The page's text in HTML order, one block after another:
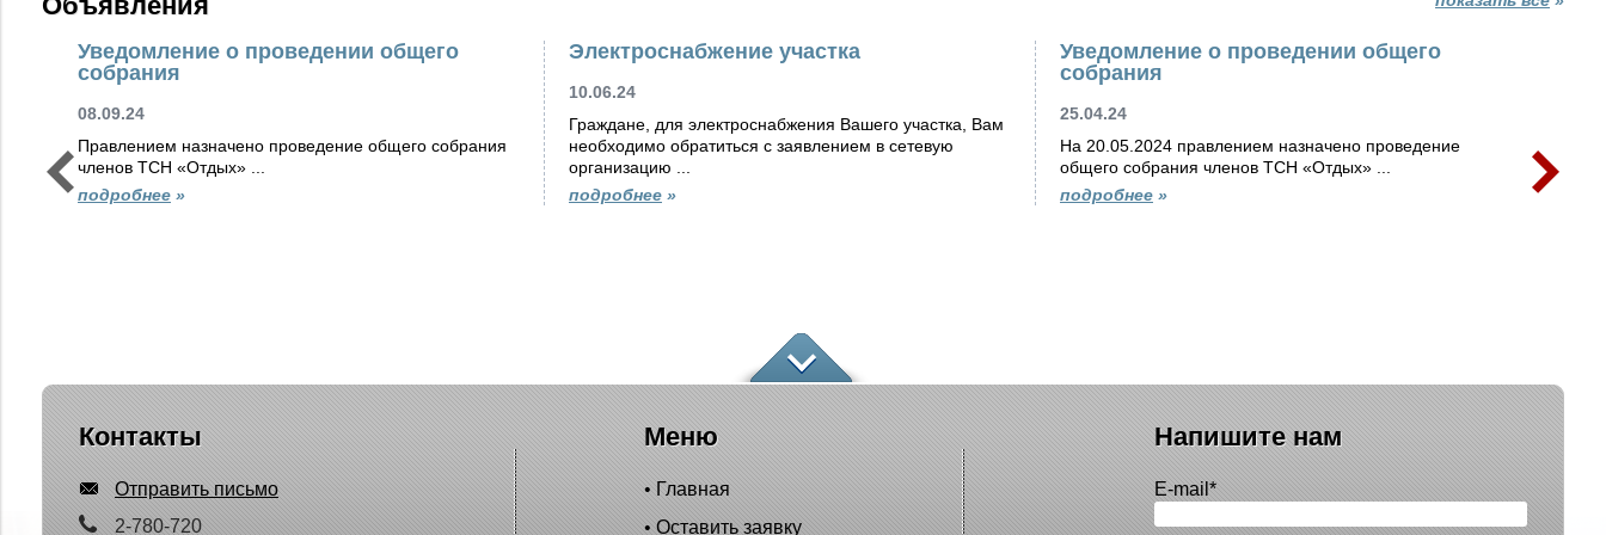
Уведомление о проведении общего
собрания
08.09.24
Правлением назначено проведение общего собрания
членов ТСН «Отдых» ...
подробнее »
Электроснабжение участка
10.06.24
Граждане, для электроснабжения Вашего участка, Вам
необходимо обратиться с заявлением в сетевую
организацию ...
подробнее »
Уведомление о проведении общего
собрания
25.04.24
На 20.05.2024 правлением назначено проведение
общего собрания членов ТСН «Отдых» ...
подробнее »
Контакты
Отправить письмо
2-780-720
Меню
Главная
Оставить заявку
Напишите нам
E-mail *